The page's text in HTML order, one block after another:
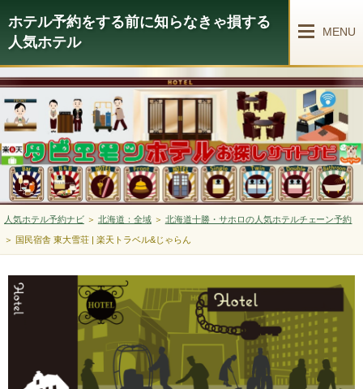
ホテル予約をする前に知らなきゃ損する
人気ホテル
MENU
人気ホテル予約ナビ＞ 北海道：全域＞ 北海道十勝・サホロの人気ホテルチェーン予約
＞ 国民宿舎 東大雪荘 | 楽天トラベル&じゃらん